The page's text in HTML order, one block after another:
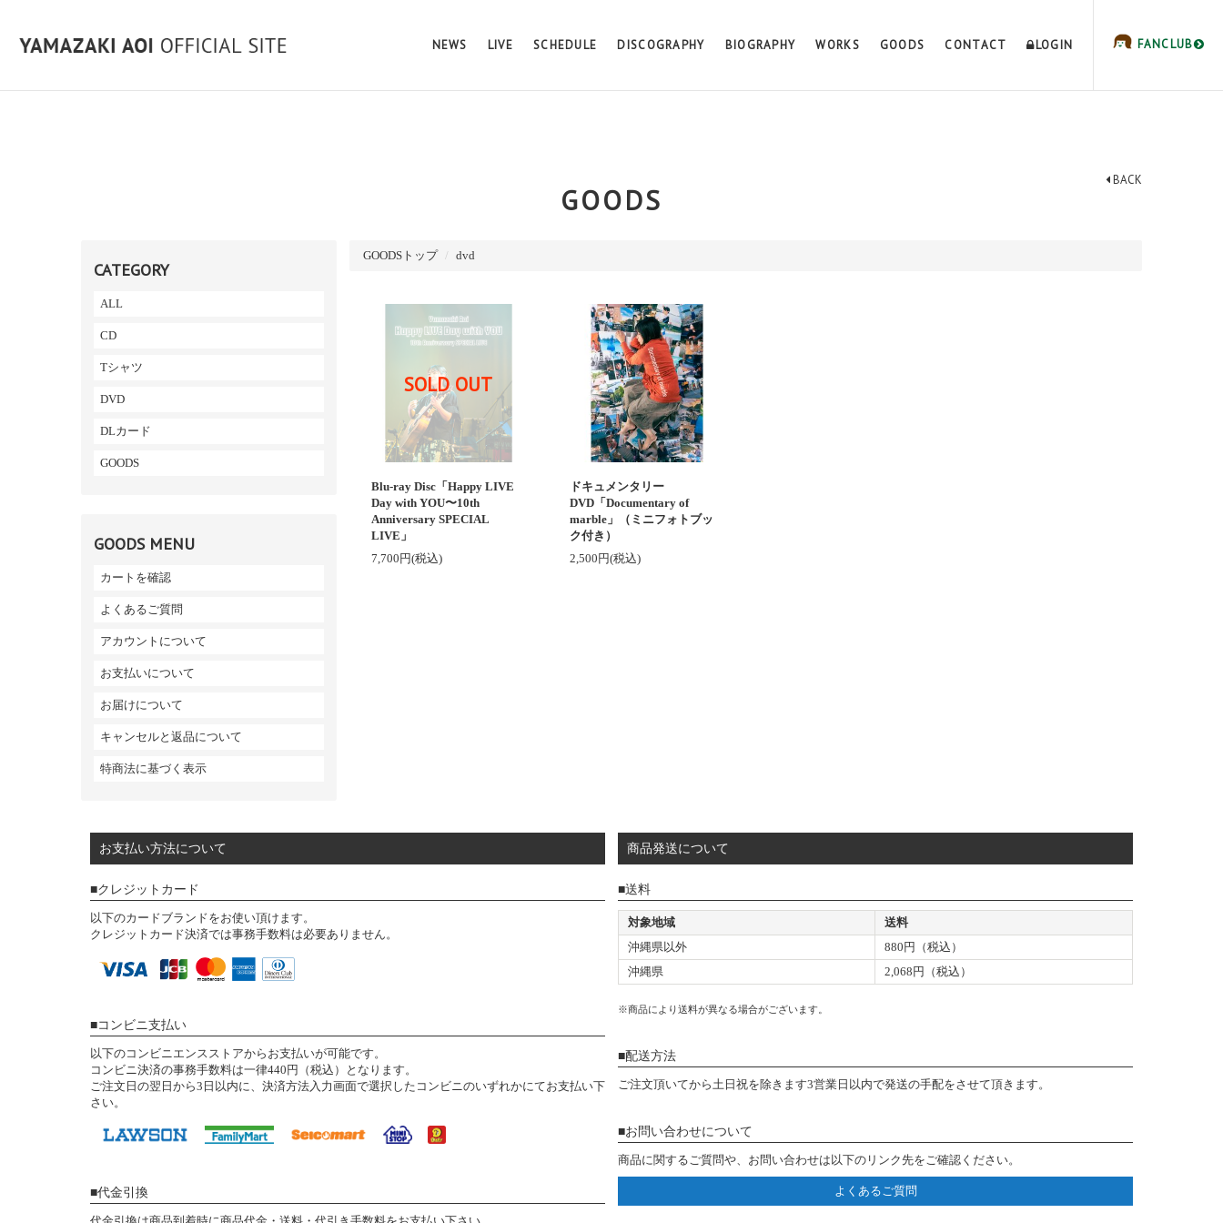
NEWS LIVE SCHEDULE DISCOGRAPHY BIOGRAPHY WORKS GOODS CONTACT LOGIN FANCLUB
GOODS
BACK
CATEGORY
ALL
CD
Tシャツ
DVD
DLカード
GOODS
GOODS MENU
カートを確認
よくあるご質問
アカウントについて
お支払いについて
お届けについて
キャンセルと返品について
特商法に基づく表示
GOODSトップ dvd
SOLD OUT
Blu-ray Disc「Happy LIVE
Day with YOU〜10th
Anniversary SPECIAL
LIVE」
7,700円(税込)
ドキュメンタリー
DVD「Documentary of
marble」（ミニフォトブッ
ク付き）
2,500円(税込)
お支払い方法について
クレジットカード
以下のカードブランドをお使い頂けます。
クレジットカード決済では事務手数料は必要ありません。
コンビニ支払い
以下のコンビニエンスストアからお支払いが可能です。
コンビニ決済の事務手数料は一律440円（税込）となります。
ご注文日の翌日から3日以内に、決済方法入力画面で選択したコンビニのいずれかにてお支払い下
さい。
代金引換
商品発送について
送料
対象地域
送料
沖縄県以外
880円（税込）
沖縄県
2,068円（税込）
※商品により送料が異なる場合がございます。
配送方法
ご注文頂いてから土日祝を除きます3営業日以内で発送の手配をさせて頂きます。
お問い合わせについて
商品に関するご質問や、お問い合わせは以下のリンク先をご確認ください。
よくあるご質問